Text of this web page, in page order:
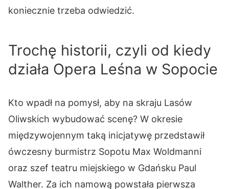
koniecznie trzeba odwiedzić.
Trochę historii, czyli od kiedy
działa Opera Leśna w Sopocie
Kto wpadł na pomysł, aby na skraju Lasów
Oliwskich wybudować scenę? W okresie
międzywojennym taką inicjatywę przedstawił
ówczesny burmistrz Sopotu Max Woldmanni
oraz szef teatru miejskiego w Gdańsku Paul
Walther. Za ich namową powstała pierwsza